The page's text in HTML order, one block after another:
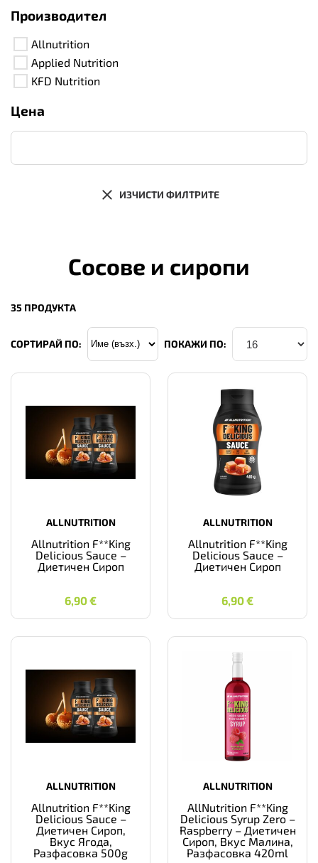
Производител
Allnutrition
Applied Nutrition
KFD Nutrition
Цена
ИЗЧИСТИ ФИЛТРИТЕ
Сосове и сиропи
35 ПРОДУКТА
СОРТИРАЙ ПО: ПОКАЖИ ПО:
ALLNUTRITION
Allnutrition F**King
Delicious Sauce –
Диетичен Сироп
6,90€
6,90 €
ALLNUTRITION
Allnutrition F**King
Delicious Sauce –
Диетичен Сироп
6,90€
6,90 €
ALLNUTRITION
Allnutrition F**King
Delicious Sauce –
Диетичен Сироп,
Вкус Ягода,
Разфасовка 500g
ALLNUTRITION
AllNutrition F**King
Delicious Syrup Zero –
Raspberry – Диетичен
Сироп, Вкус Малина,
Разфасовка 420ml